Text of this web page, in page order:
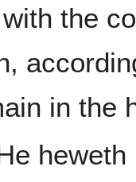
the
in the